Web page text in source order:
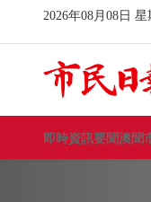
即時資訊要聞澳聞